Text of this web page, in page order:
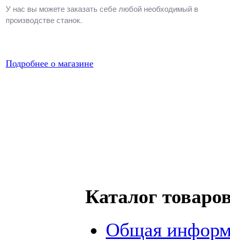
У нас вы можете заказать себе любой необходимый в
производстве станок.
Подробнее о магазине
Каталог
Общая